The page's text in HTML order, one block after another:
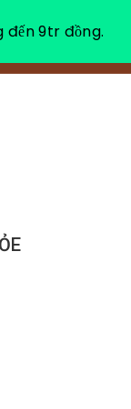
DƯỠNG THƯ GIÃN
đến 9tr đồng.